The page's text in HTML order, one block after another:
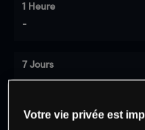
1 Heure
-
7 Jours
-
Votre vie privée est